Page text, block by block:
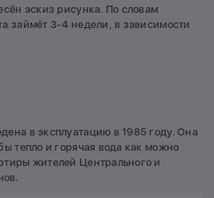
эскиз рисунка. По словам
займёт 3-4 недели, в зависимости
в эксплуатацию в 1985 году. Она
тепло и горячая вода как можно
жителей Центрального и